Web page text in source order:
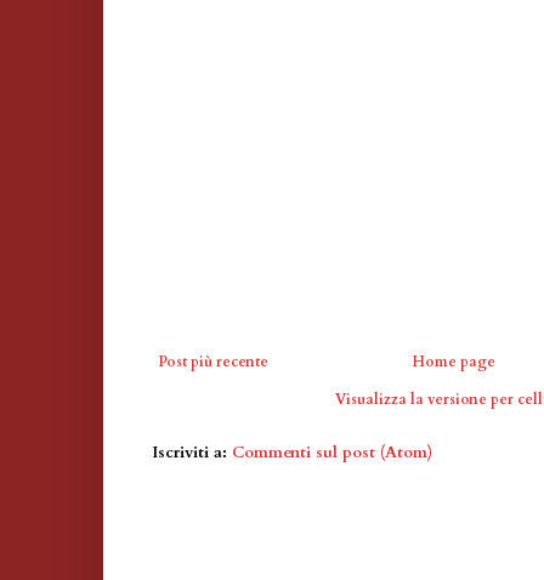
Post più recente
Home page
Visualizza la versione per
Iscriviti a: Commenti sul post (Atom)